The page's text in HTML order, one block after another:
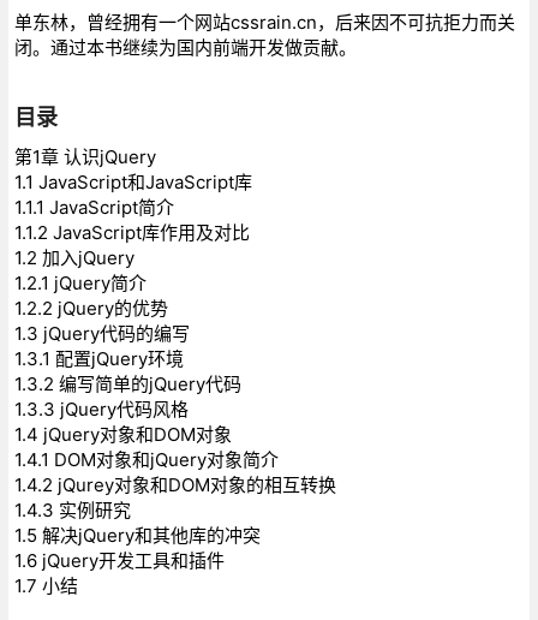
单东林，曾经拥有一个网站cssrain.cn，后来因不可抗拒力而关
闭。通过本书继续为国内前端开发做贡献。
目录
第1章 认识jQuery
1.1 JavaScript和JavaScript库
1.1.1 JavaScript简介
1.1.2 JavaScript库作用及对比
1.2 加入jQuery
1.2.1 jQuery简介
1.2.2 jQuery的优势
1.3 jQuery代码的编写
1.3.1 配置jQuery环境
1.3.2 编写简单的jQuery代码
1.3.3 jQuery代码风格
1.4 jQuery对象和DOM对象
1.4.1 DOM对象和jQuery对象简介
1.4.2 jQurey对象和DOM对象的相互转换
1.4.3 实例研究
1.5 解决jQuery和其他库的冲突
1.6 jQuery开发工具和插件
1.7 小结